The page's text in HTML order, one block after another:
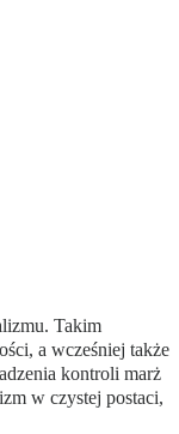
Takim
a wcześniej także
kontroli marż
w czystej postaci,